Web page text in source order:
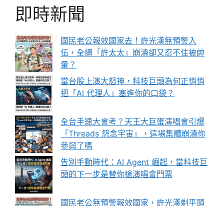
即時新聞
國民老公報效國家去！許光漢無預警入
伍，全網「許太太」崩潰卻又忍不住被帥
暈？
當台股上演大怒神，科技巨頭為何正悄悄
把「AI 代理人」塞進你的口袋？
全台手速大會考？天王大巨蛋演唱會引爆
「Threads 怨念宇宙」，這場集體崩潰你
參與了嗎
告別手動時代：AI Agent 崛起，當科技巨
頭的下一步是替你搶演唱會門票
國民老公無預警報效國家，許光漢剃平頭